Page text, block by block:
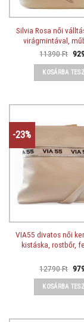
Silvia Rosa női
virágmintával,
11390Ft
KOSÁRBA
-23%
VIA55 divatos női
kistáska, rostbőr,
12790Ft
KOSÁRBA